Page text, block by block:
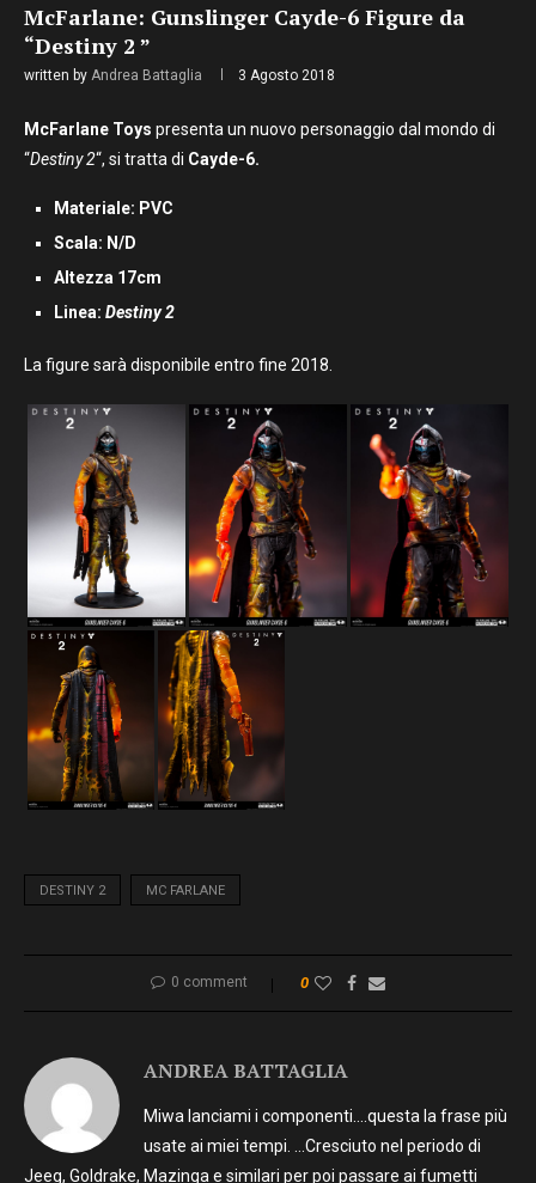
McFarlane: Gunslinger Cayde-6 Figure da
“Destiny 2 ”
written by Andrea Battaglia 3 Agosto 2018
McFarlane Toys presenta un nuovo personaggio dal mondo di
“Destiny 2“, si tratta di Cayde-6.
Materiale: PVC
Scala: N/D
Altezza 17cm
Linea: Destiny 2
La figure sarà disponibile entro fine 2018.
DESTINY 2 MC FARLANE
0 comment 0
ANDREA BATTAGLIA
Miwa lanciami i componenti….questa la frase più
usate ai miei tempi. …Cresciuto nel periodo di
Jeeg, Goldrake, Mazinga e similari per poi passare ai fumetti